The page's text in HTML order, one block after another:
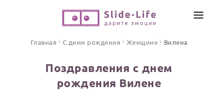
ПО ФОРМАТУ
ИНСТРУМЕНТЫ
Главная С днем рождения Женщине Вилена
Поздравления с днем
рождения Вилене